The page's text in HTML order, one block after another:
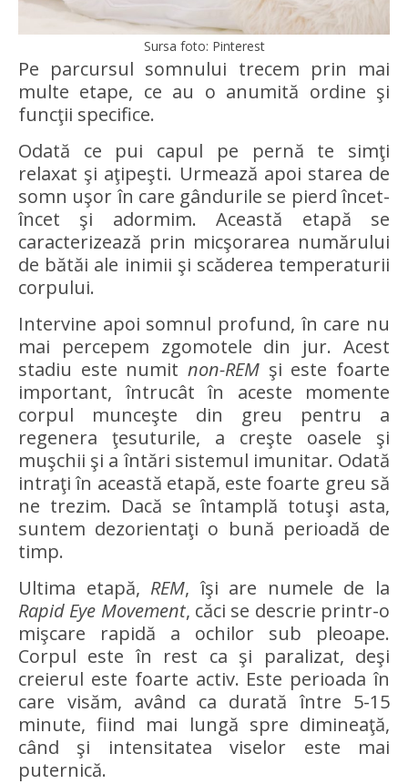
Sursa foto: Pinterest
Pe parcursul somnului trecem prin mai
multe etape, ce au o anumită ordine şi
funcţii specifice.
Odată ce pui capul pe pernă te simţi
relaxat şi aţipeşti. Urmează apoi starea de
somn uşor în care gândurile se pierd încet-
încet şi adormim. Această etapă se
caracterizează prin micşorarea numărului
de bătăi ale inimii şi scăderea temperaturii
corpului.
Intervine apoi somnul profund, în care nu
mai percepem zgomotele din jur. Acest
stadiu este numit non-REM şi este foarte
important, întrucât în aceste momente
corpul munceşte din greu pentru a
regenera ţesuturile, a creşte oasele şi
muşchii şi a întări sistemul imunitar. Odată
intraţi în această etapă, este foarte greu să
ne trezim. Dacă se întamplă totuşi asta,
suntem dezorientaţi o bună perioadă de
timp.
Ultima etapă, REM, îşi are numele de la
Rapid Eye Movement, căci se descrie printr-o
mişcare rapidă a ochilor sub pleoape.
Corpul este în rest ca şi paralizat, deşi
creierul este foarte activ. Este perioada în
care visăm, având ca durată între 5-15
minute, fiind mai lungă spre dimineaţă,
când şi intensitatea viselor este mai
puternică.